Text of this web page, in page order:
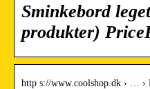
Sminkebord
produkter)
http s://www.coolshop.dk › … ›